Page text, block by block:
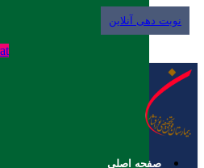
نوبت دهی آنلاین
صفحه اصلی